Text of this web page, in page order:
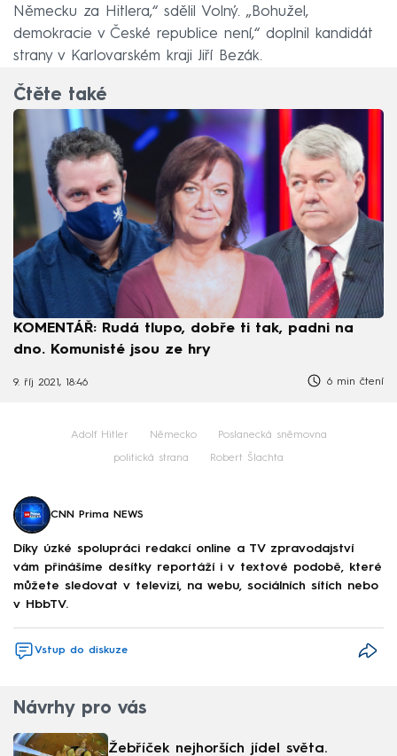
Německu za Hitlera,“ sdělil Volný. „Bohužel,
demokracie v České republice není,“ doplnil kandidát
strany v Karlovarském kraji Jiří Bezák.
Čtěte také
KOMENTÁŘ: Rudá tlupo, dobře ti tak, padni na
dno. Komunisté jsou ze hry
9. říj 2021, 18:46 6 min čtení
Adolf Hitler Německo Poslanecká sněmovna
politická strana Robert Šlachta
CNN Prima NEWS
Díky úzké spolupráci redakcí online a TV zpravodajství
vám přinášíme desítky reportáží i v textové podobě, které
můžete sledovat v televizi, na webu, sociálních sítích nebo
v HbbTV.
Vstup do diskuze
Návrhy pro vás
Žebříček nejhorších jídel světa.